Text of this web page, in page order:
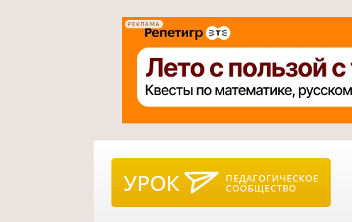
РЕКЛАМА
УРОК ПЕДАГОГИЧЕСКОЕ
СООБЩЕСТВО